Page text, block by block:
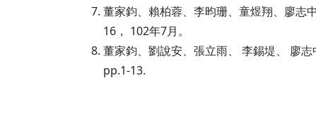
董家鈞、賴柏蓉、李昀珊、童煜翔、廖志
16， 102年7月。
董家鈞、劉說安、張立雨、 李錫堤、 廖
pp.1-13.